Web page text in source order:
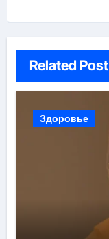
Related Post
Здоровье